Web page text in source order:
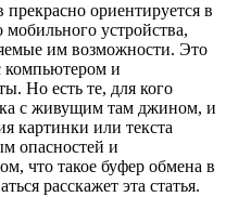
ориентируется в
устройства,
им возможности. Это
компьютером и
Но есть те, для кого
с живущим там джином, и
картинки или текста
опасностей и
что такое буфер обмена в
расскажет эта статья.